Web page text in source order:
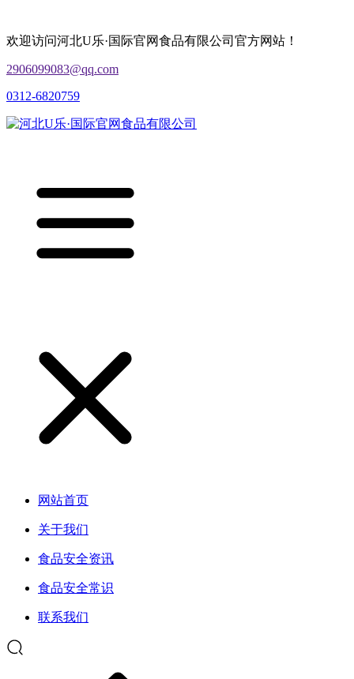
欢迎访问河北U乐·国际官网食品有限公司官方网站！
2906099083@qq.com
0312-6820759
网站首页
关于我们
食品安全资讯
食品安全常识
联系我们